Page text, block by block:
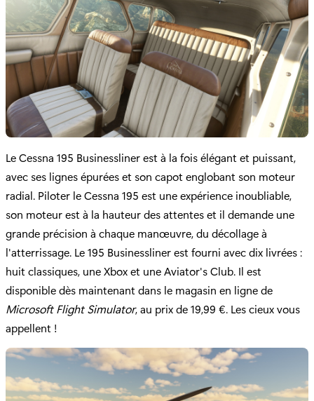
Le Cessna 195 Businessliner est à la fois élégant et puissant,
avec ses lignes épurées et son capot englobant son moteur
radial. Piloter le Cessna 195 est une expérience inoubliable,
son moteur est à la hauteur des attentes et il demande une
grande précision à chaque manœuvre, du décollage à
l'atterrissage. Le 195 Businessliner est fourni avec dix livrées :
huit classiques, une Xbox et une Aviator's Club. Il est
disponible dès maintenant dans le magasin en ligne de
Microsoft Flight Simulator, au prix de 19,99 €. Les cieux vous
appellent !